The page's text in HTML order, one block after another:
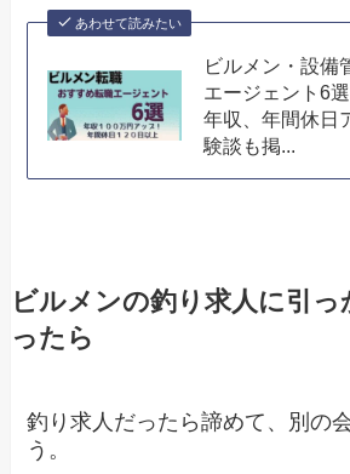
あわせて読みたい
ビルメン・設備
エージェント6
年収、年間休日
験談も掲...
ビルメンの釣り求人に引っ
ったら
釣り求人だったら諦めて、別の
う。